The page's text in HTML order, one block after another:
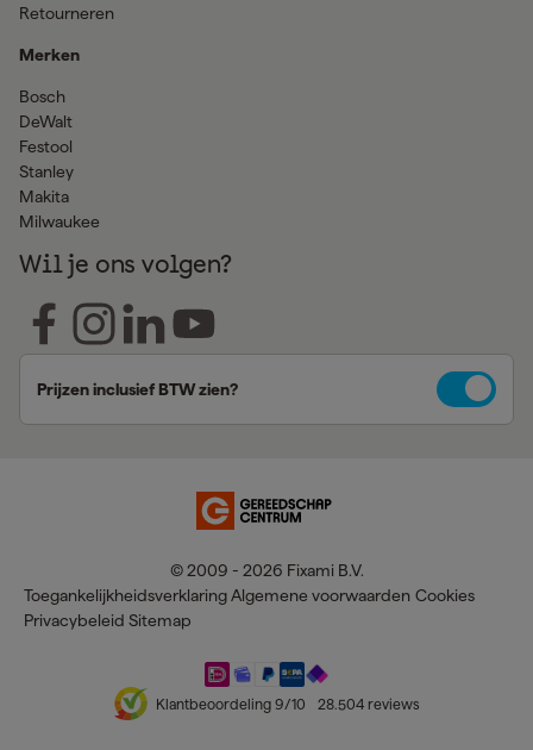
Retourneren
Merken
Bosch
DeWalt
Festool
Stanley
Makita
Milwaukee
Wil je ons volgen?
Prijzen inclusief BTW zien?
© 2009 - 2026 Fixami B.V.
Toegankelijkheidsverklaring Algemene voorwaarden Cookies
Privacybeleid Sitemap
Klantbeoordeling 9/10 28.504 reviews